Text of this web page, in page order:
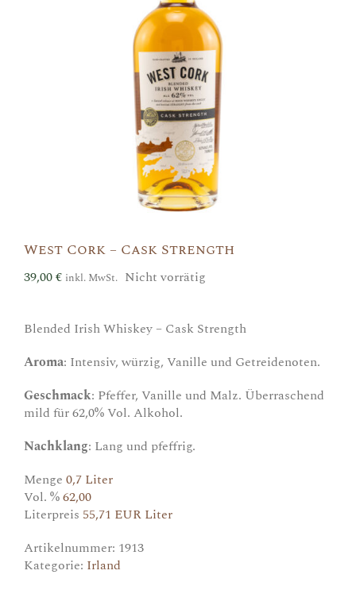
West Cork – Cask Strength
39,00€ inkl. MwSt. Nicht vorrätig
Blended Irish Whiskey – Cask Strength
Aroma: Intensiv, würzig, Vanille und Getreidenoten.
Geschmack: Pfeffer, Vanille und Malz. Überraschend
mild für 62,0% Vol. Alkohol.
Nachklang: Lang und pfeffrig.
Menge 0,7 Liter
Vol. %62,00
Literpreis 55,71 EUR Liter
Artikelnummer: 1913
Kategorie: Irland